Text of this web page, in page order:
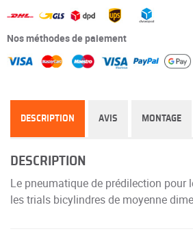
Nos méthodes de paiement
DESCRIPTION AVIS MONTAGE
DESCRIPTION
Le pneumatique de prédilection pour
les trials bicylindres de moyenne